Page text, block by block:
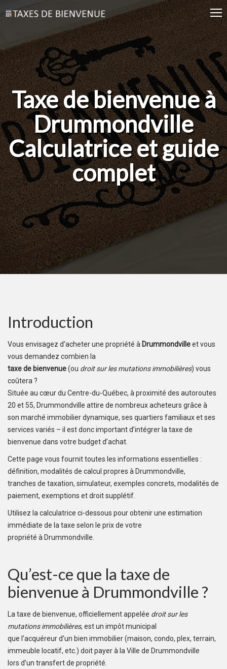
Taxe de bienvenue à
Drummondville
Calculatrice et guide
complet
Introduction
Vous envisagez d’acheter une propriété à Drummondvilleet vous
vous demandez combien la
taxe de bienvenue(ou droit sur les mutations immobilières) vous
coûtera ?
Située au cœur du Centre-du-Québec, à proximité des autoroutes
20 et 55, Drummondville attire de nombreux acheteurs grâce à
son marché immobilier dynamique, ses quartiers familiaux et ses
services variés – il est donc important d’intégrer la taxe de
bienvenue dans votre budget d’achat.
Cette page vous fournit toutes les informations essentielles :
définition, modalités de calcul propres à Drummondville,
tranches de taxation, simulateur, exemples concrets, modalités de
paiement, exemptions et droit supplétif.
Utilisez la calculatrice ci-dessous pour obtenir une estimation
immédiate de la taxe selon le prix de votre
propriété à Drummondville.
Qu’est-ce que la taxe de
bienvenue à Drummondville ?
La taxe de bienvenue, officiellement appelée droit sur les
mutations immobilières, est un impôt municipal
que l’acquéreur d’un bien immobilier (maison, condo, plex, terrain,
immeuble locatif, etc.) doit payer à la Ville de Drummondville
lors d’un transfert de propriété.